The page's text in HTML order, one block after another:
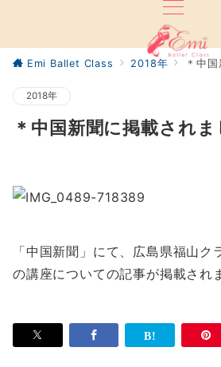
Emi Ballet Class 2018年 ＊中
2018年
＊中国新聞に掲載されま
「中国新聞」にて、広島県福山ク
の講座についての記事が掲載され